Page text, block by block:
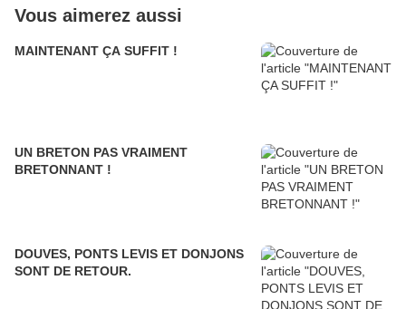
Vous aimerez aussi
MAINTENANT ÇA SUFFIT !
UN BRETON PAS VRAIMENT
BRETONNANT !
DOUVES, PONTS LEVIS ET DONJONS
SONT DE RETOUR.